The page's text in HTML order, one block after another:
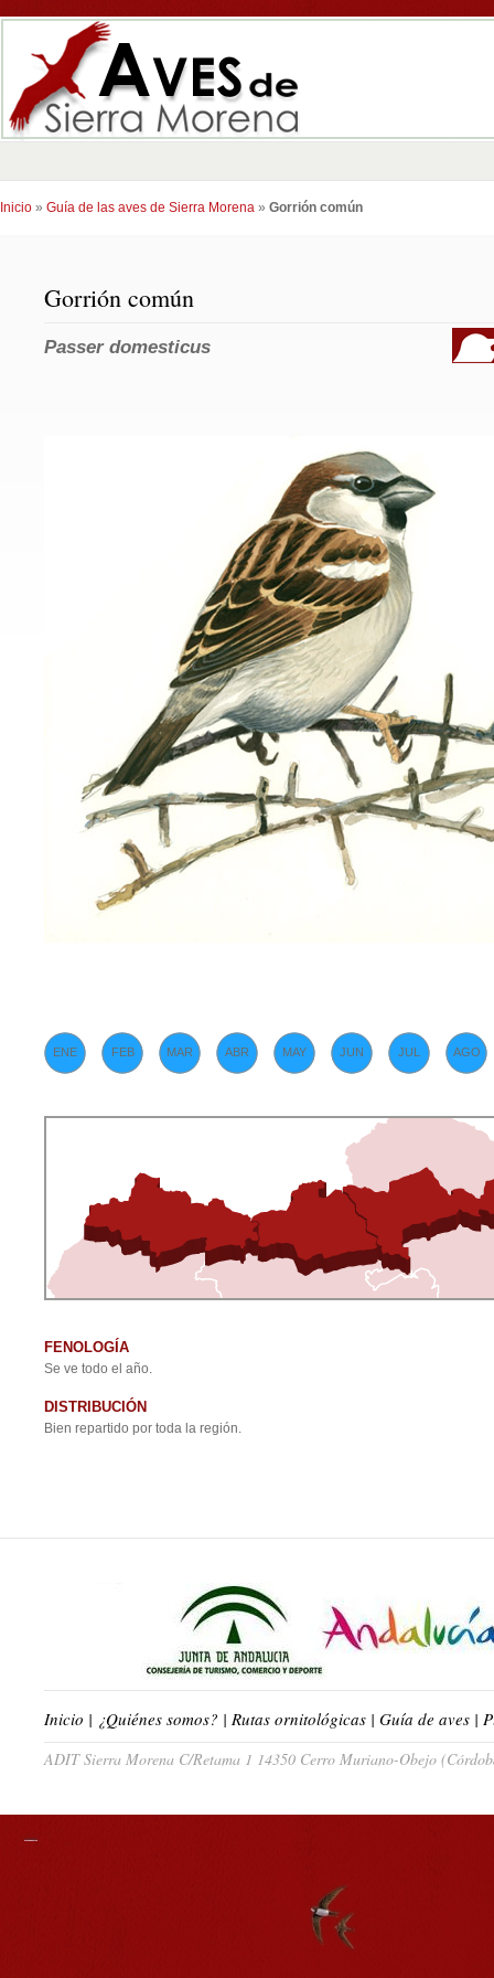
Inicio » Guía de las aves de Sierra Morena » Gorrión común
Gorrión común
Passer domesticus
ENE FEB MAR ABR MAY JUN JUL AGO
FENOLOGÍA
Se ve todo el año.
DISTRIBUCIÓN
Bien repartido por toda la región.
Inicio | ¿Quiénes somos? | Rutas ornitológicas | Guía de aves |
ADIT Sierra Morena C/Retama 1 14350 Cerro Muriano-Obejo